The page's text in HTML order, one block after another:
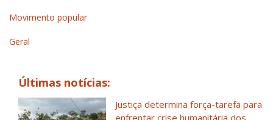
Movimento popular
Geral
Últimas notícias:
Justiça determina força-tarefa para
enfrentar crise humanitária dos